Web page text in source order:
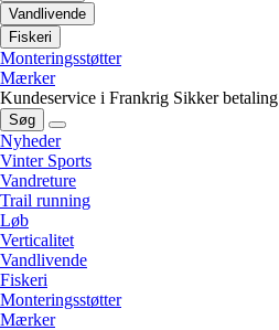
Vandlivende
Fiskeri
Monteringsstøtter
Mærker
Kundeservice i Frankrig Sikker betaling
Søg
Nyheder
Vinter Sports
Vandreture
Trail running
Løb
Verticalitet
Vandlivende
Fiskeri
Monteringsstøtter
Mærker